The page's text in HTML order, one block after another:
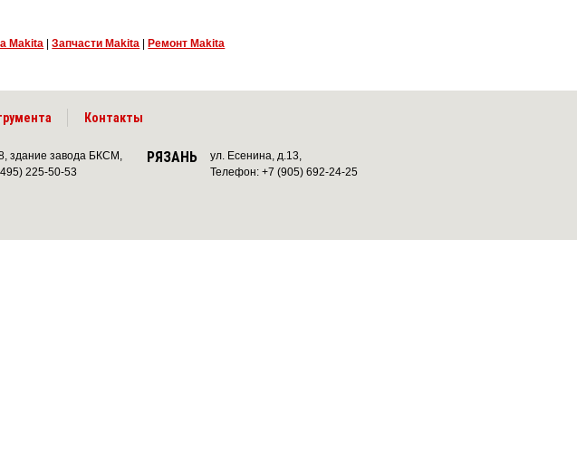
Makita |Запчасти Makita Ремонт Makita
Контакты
здание завода БКСМ,
225-50-53
РЯЗАНЬ
ул. Есенина, д.13,
Телефон: +7 (905) 692-24-25